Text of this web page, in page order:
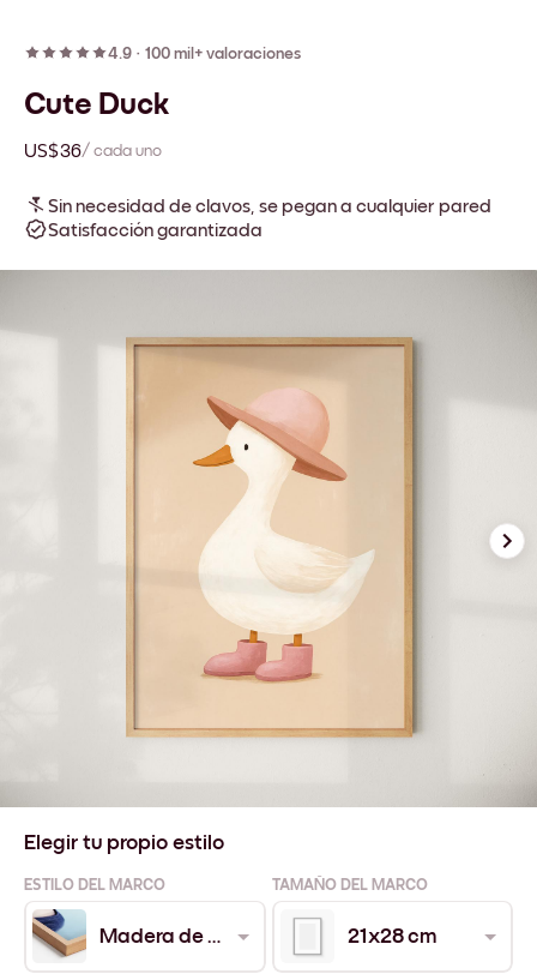
4.9 · 100 mil+ valoraciones
Cute Duck
US$36/ cada uno
Sin necesidad de clavos, se pegan a cualquier pared
Satisfacción garantizada
Elegir tu propio estilo
ESTILO DEL MARCO TAMAÑO DEL MARCO
Madera de Roble 21x28 cm